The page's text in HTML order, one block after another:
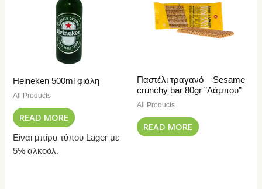
Heineken 500ml φιάλη
All Products
READ MORE
Είναι μπίρα τύπου Lager με
5% αλκοόλ.
Παστέλι τραγανό – Sesame
crunchy bar 80gr ”Λάμπου”
All Products
READ MORE